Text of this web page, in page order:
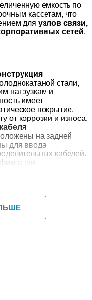
емкость по
кассетам, что
для узлов связи,
сетей,
стали,
нагрузкам и
имеет
покрытие,
от коррозии и износа.
на задней
для ввода
кабелей.
или защёлкой
к адаптерам и
обслуживание и
компоновка
потерь.